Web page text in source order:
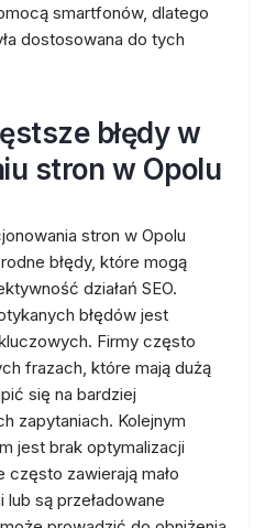
smartfonów, dlatego
dostosowana do tych
błędy w
stron w Opolu
stron w Opolu
błędy, które mogą
działań SEO.
błędów jest
Firmy często
frazach, które mają dużą
się na bardziej
zapytaniach. Kolejnym
jest brak optymalizacji
zawierają mało
są przeładowane